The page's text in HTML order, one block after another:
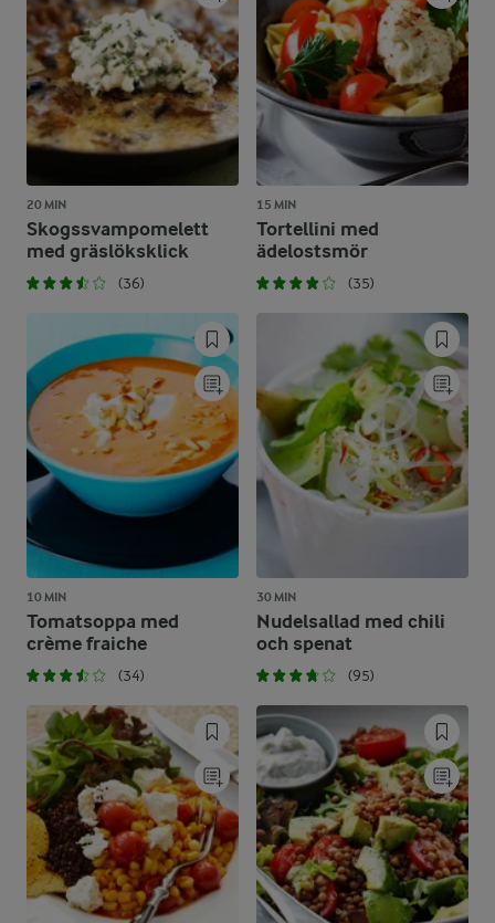
20 MIN
Skogssvampomelett
med gräslöksklick
(36)
15 MIN
Tortellini med
ädelostsmör
(35)
10 MIN
Tomatsoppa med
crème fraiche
(34)
30 MIN
Nudelsallad med chili
och spenat
(95)